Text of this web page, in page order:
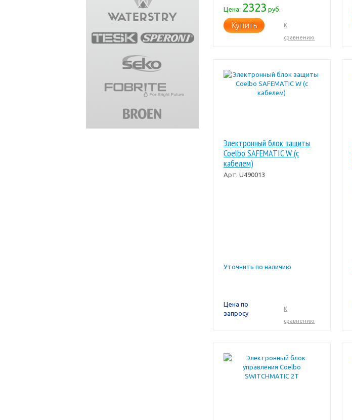
Цена: 2323 руб.
Купить
К
сравнению
Электронный блок защиты
Coelbo SAFEMATIC W (с
кабелем)
Арт. U490013
Уточнить по наличию
Цена по
запросу
К
сравнению